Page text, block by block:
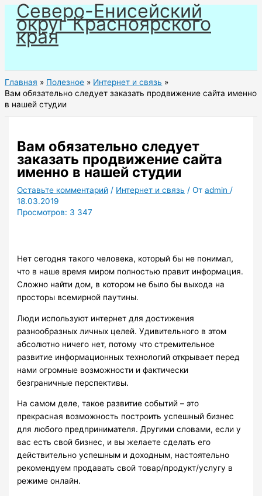
Перейти
содержимому
Северо-Енисейский
округ Красноярского
края
Главная Полезное
Интернет и связь
Вам обязательно следует заказать продвижение сайта именно
в нашей студии
Вам обязательно следует
заказать продвижение сайта
именно в нашей студии
Оставьте комментарий / Интернет и связь / Отadmin /
18.03.2019
Просмотров: 3 347
Нет сегодня такого человека, который бы не понимал,
что в наше время миром полностью правит информация.
Сложно найти дом, в котором не было бы выхода на
просторы всемирной паутины.
Люди используют интернет для достижения
разнообразных личных целей. Удивительного в этом
абсолютно ничего нет, потому что стремительное
развитие информационных технологий открывает перед
нами огромные возможности и фактически
безграничные перспективы.
На самом деле, такое развитие событий – это
прекрасная возможность построить успешный бизнес
для любого предпринимателя. Другими словами, если у
вас есть свой бизнес, и вы желаете сделать его
действительно успешным и доходным, настоятельно
рекомендуем продавать свой товар/продукт/услугу в
режиме онлайн.